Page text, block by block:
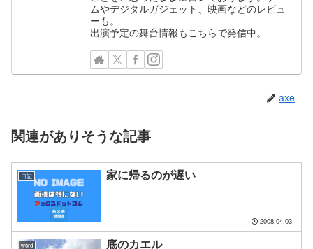
ムやデジタルガジェット、映画などのレビュ
ーも。
出演予定の舞台情報もこちらで発信中。
axe
関連がありそうな記事
日記 家に帰るのが遅い
2008.04.03
word 底のカエル